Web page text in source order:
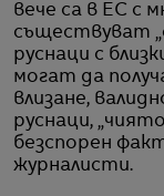
вече са в ЕС с
съществуват
руснаци с
могат да
влизане,
руснаци,
безспорен
журналисти.